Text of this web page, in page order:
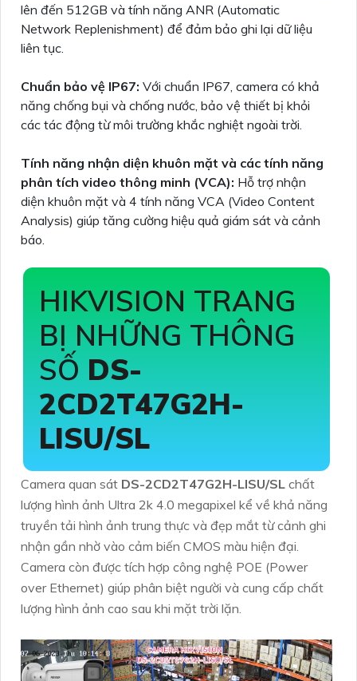
lên đến 512GB và tính năng ANR (Automatic
Network Replenishment) để đảm bảo ghi lại dữ liệu
liên tục.
Chuẩn bảo vệ IP67: Với chuẩn IP67, camera có khả
năng chống bụi và chống nước, bảo vệ thiết bị khỏi
các tác động từ môi trường khắc nghiệt ngoài trời.
Tính năng nhận diện khuôn mặt và các tính năng
phân tích video thông minh (VCA): Hỗ trợ nhận
diện khuôn mặt và 4 tính năng VCA (Video Content
Analysis) giúp tăng cường hiệu quả giám sát và cảnh
báo.
HIKVISION TRANG
BỊ NHỮNG THÔNG
SỐ DS-
2CD2T47G2H-
LISU/SL
Camera quan sát DS-2CD2T47G2H-LISU/SL chất
lượng hình ảnh Ultra 2k 4.0 megapixel kể về khả năng
truyền tải hình ảnh trung thực và đẹp mắt từ cảnh ghi
nhận gần nhờ vào cảm biến CMOS màu hiện đại.
Camera còn được tích hợp công nghệ POE (Power
over Ethernet) giúp phân biệt người và cung cấp chất
lượng hình ảnh cao sau khi mặt trời lặn.